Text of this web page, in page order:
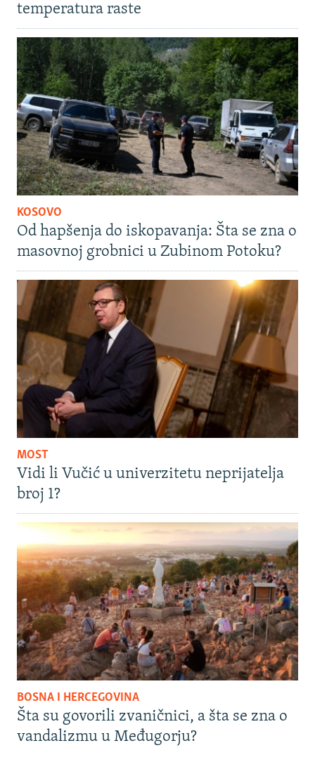
temperatura raste
KOSOVO
Od hapšenja do iskopavanja: Šta se zna o
masovnoj grobnici u Zubinom Potoku?
MOST
Vidi li Vučić u univerzitetu neprijatelja
broj 1?
BOSNA I HERCEGOVINA
Šta su govorili zvaničnici, a šta se zna o
vandalizmu u Međugorju?